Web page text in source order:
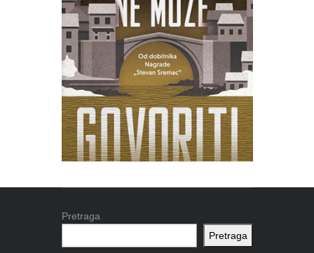
Pretraga
Pretraga